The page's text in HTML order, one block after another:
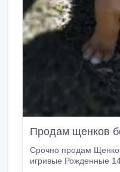
Продам щенков
Срочно продам
игривые Рожденные